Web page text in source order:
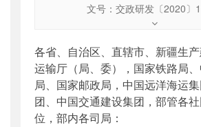
文号：交政研发〔2020〕
交政研发〔2020〕118
公开日期：2020年12月14日
主题词 ：
精神文明;先
机构分类：政策研究室
主题分类：其他
各省、自治区、直辖市、新疆生
运输厅（局、委），国家铁路局
局、国家邮政局，中国远洋海运
团、中国交通建设集团，部管各
位，部内各司局：